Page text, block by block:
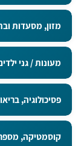
מזון, מסעדות
מעונות / גני
פסיכולוגיה,
קוסמטיקה,